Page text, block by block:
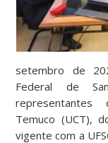
setembro de
Federal de
representantes
Temuco (UCT),
vigente com a